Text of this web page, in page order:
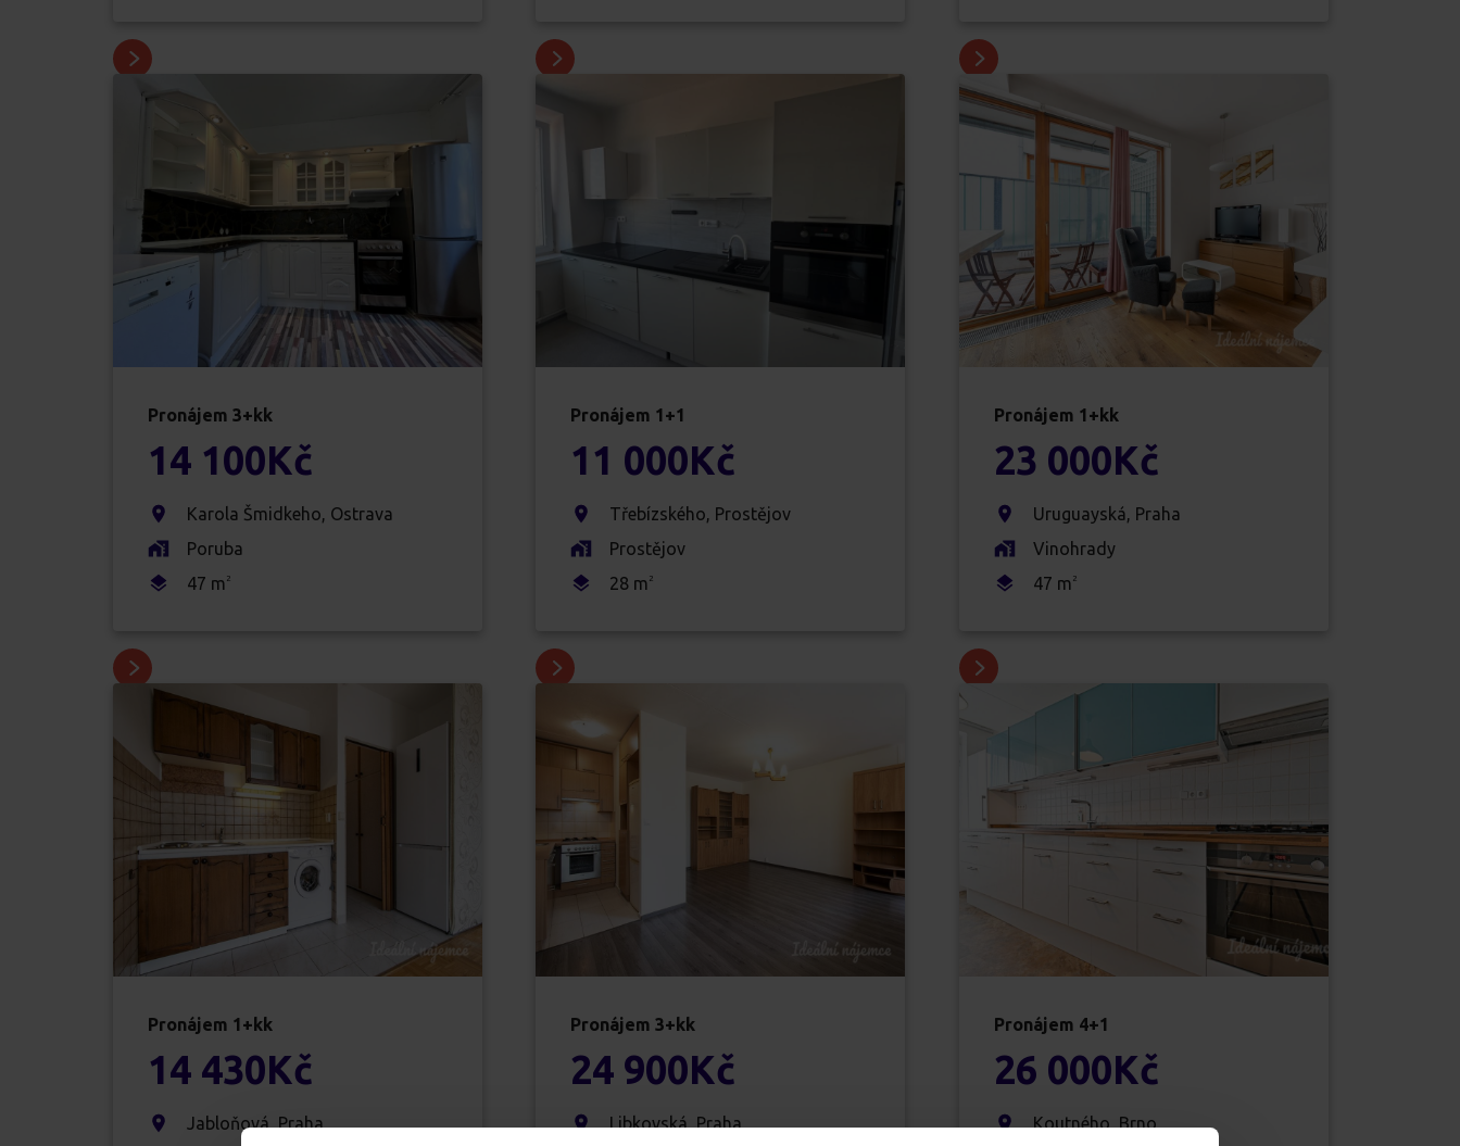
Pronájem 3+kk
14 100Kč
Karola Šmidkeho, Ostrava
Poruba
47 m 2
Pronájem 1+1
11 000Kč
Třebízského, Prostějov
Prostějov
28 m 2
Pronájem 1+kk
23 000Kč
Uruguayská, Praha
Vinohrady
47 m 2
Pronájem 1+kk
14 430Kč
Jabloňová,Praha
Pronájem3+kk
24 900Kč
Libkovská,Praha
Pronájem 4+1
26 000Kč
Koutného,Brno